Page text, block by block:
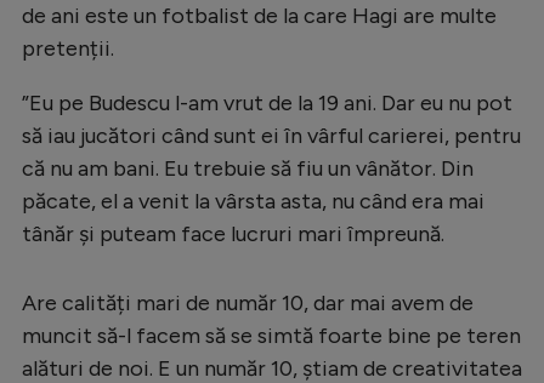
Intră în cont
Creează cont
de ani este un fotbalist de la care Hagi are multe
pretenții.
”Eu pe Budescu l-am vrut de la 19 ani. Dar eu nu pot
să iau jucători când sunt ei în vârful carierei, pentru
că nu am bani. Eu trebuie să fiu un vânător. Din
păcate, el a venit la vârsta asta, nu când era mai
tânăr și puteam face lucruri mari împreună.
Are calități mari de număr 10, dar mai avem de
muncit să-l facem să se simtă foarte bine pe teren
alături de noi. E un număr 10, știam de creativitatea